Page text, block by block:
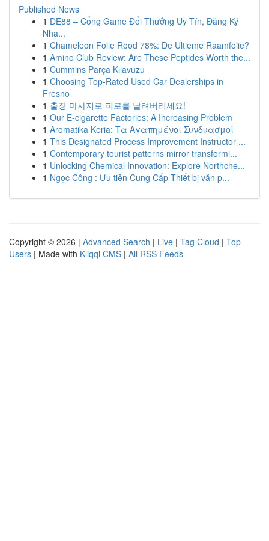
Published News
1 DE88 – Cổng Game Đổi Thưởng Uy Tín, Đăng Ký
Nha...
1 Chameleon Folie Rood 78%: De Ultieme Raamfolie?
1 Amino Club Review: Are These Peptides Worth the...
1 Cummins Parça Kılavuzu
1 Choosing Top-Rated Used Car Dealerships in
Fresno
1 출장 마사지로 피로를 날려버리세요!
1 Our E-cigarette Factories: A Increasing Problem
1 Aromatika Keria: Τα Αγαπημένοι Συνδυασμοί
1 This Designated Process Improvement Instructor ...
1 Contemporary tourist patterns mirror transformi...
1 Unlocking Chemical Innovation: Explore Northche...
1 Ngọc Công : Ưu tiên Cung Cấp Thiết bị văn p...
Copyright © 2026 | Advanced Search | Live | Tag Cloud | Top
Users | Made with Kliqqi CMS | All RSS Feeds